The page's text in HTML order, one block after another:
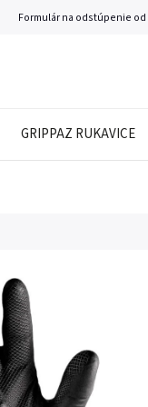
Formulár na odstúpenie od
GRIPPAZ RUKAVICE